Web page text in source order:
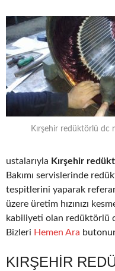
Kırşehir redüktörlü dc
ustalarıyla Kırşehir
Bakımı servislerinde
tespitlerini yaparak
üzere üretim hızınızı
kabiliyeti olan redüktörlü
Bizleri Hemen Ara
KIRŞEHIR